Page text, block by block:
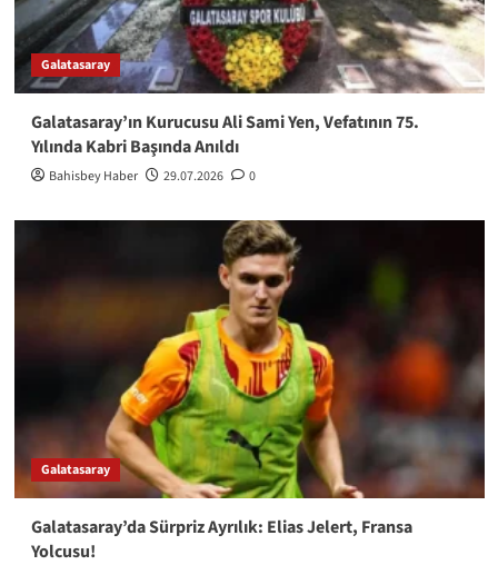
Galatasaray
Galatasaray’ın Kurucusu Ali Sami Yen, Vefatının 75.
Yılında Kabri Başında Anıldı
Bahisbey Haber 29.07.2026 0
Galatasaray
Galatasaray’da Sürpriz Ayrılık: Elias Jelert, Fransa
Yolcusu!